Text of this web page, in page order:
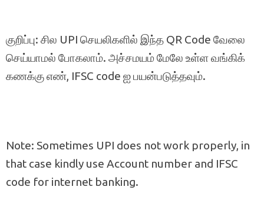
குறிப்பு: சில UPI செயலிகளில் இந்த QR Code வேலை
செய்யாமல் போகலாம். அச்சமயம் மேலே உள்ள வங்கிக்
கணக்கு எண், IFSC code ஐ பயன்படுத்தவும்.
Note: Sometimes UPI does not work properly, in
that case kindly use Account number and IFSC
code for internet banking.